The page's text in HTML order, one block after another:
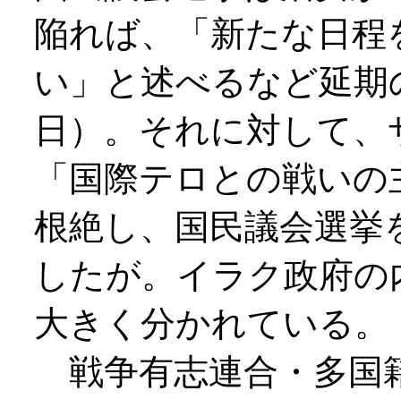
陥れば、「新たな日
い」と述べるなど延
日）。それに対して
「国際テロとの戦い
根絶し、国民議会選挙
したが。イラク政府
大きく分かれている。
戦争有志連合・多国